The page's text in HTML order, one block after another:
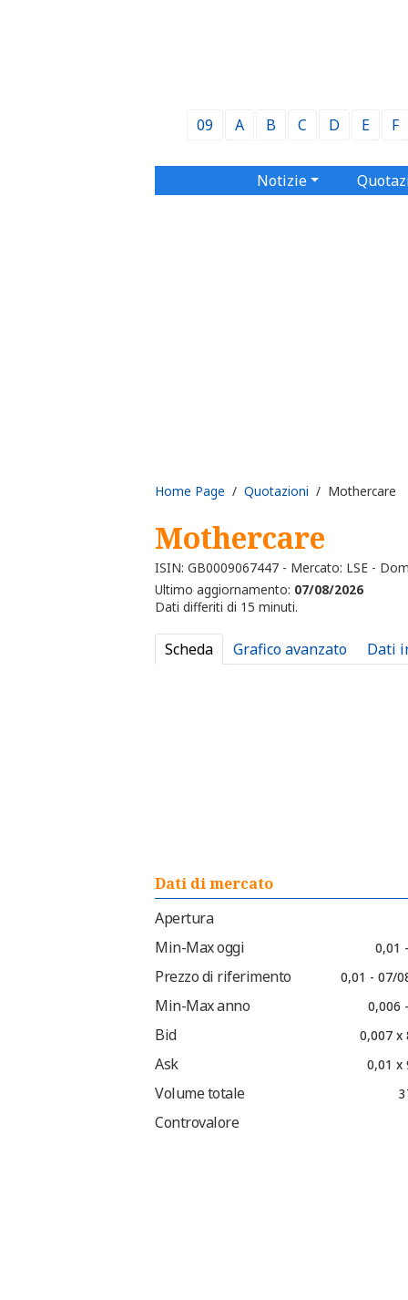
09 A B C D E F
Notizie
Home Page / Quotazioni / Mothercare
Mothercare
ISIN: GB0009067447 - Mercato: LSE -
Ultimo aggiornamento: 07/08/2026
Dati differiti di 15 minuti.
Scheda Grafico avanzato Dati
Dati di mercato
Apertura
Min-Max oggi
0,01
Prezzo di riferimento 0,01 - 07/
Min-Max anno 0,006
Bid 0,007 x
Ask 0,01 x
Volume totale
Controvalore